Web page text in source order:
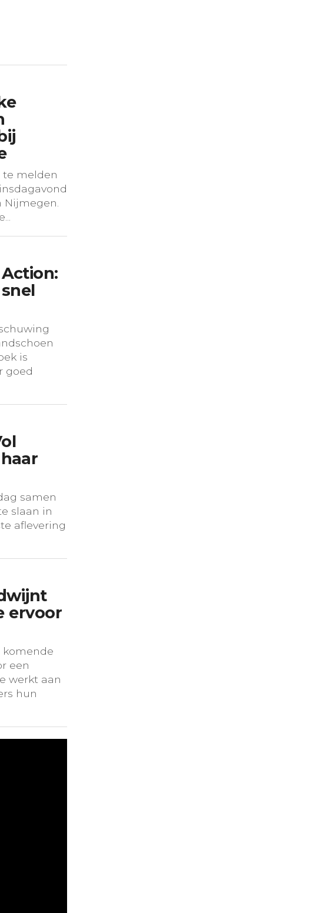
te melden
Nijmegen.
is
goed
samen
slaan in
aflevering
ervoor
komende
een
werkt aan
hun